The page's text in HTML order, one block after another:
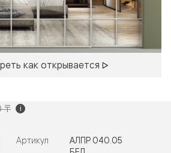
как открывается
₸ i
Артикул
АЛПР 040.05